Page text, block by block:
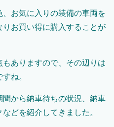
お気に入りの装備の車両を
お買い得に購入することが
ありますので、その辺りは
ね。
から納車待ちの状況、納車
どを紹介してきました。